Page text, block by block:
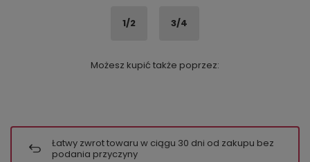
1/2 3/4
Możesz kupić także poprzez:
Łatwy zwrot towaru w ciągu 30 dni od zakupu bez
podania przyczyny